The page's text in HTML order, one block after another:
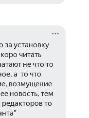
за установку
читать
не что то
а  то что
возмущение
новость, тем
то